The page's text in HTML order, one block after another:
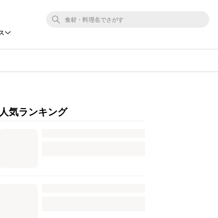
人気ランキング